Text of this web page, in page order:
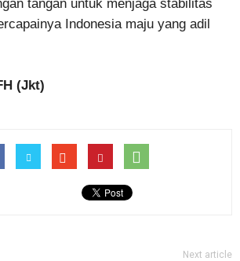
tangan untuk menjaga stabilitas
Indonesia maju yang adil
(Jkt)
Next article